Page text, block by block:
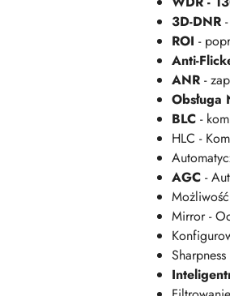
3D-DNR
ROI -
Anti-
ANR -
Obsługa
BLC -
HLC -
AGC -
Mirror -